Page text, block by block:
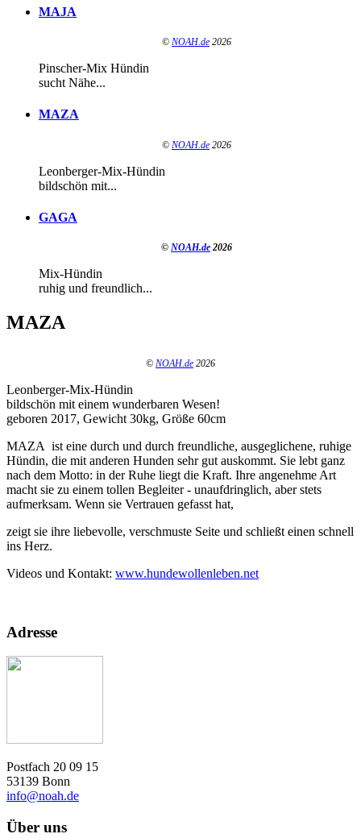
MAJA
© NOAH.de 2026
Pinscher-Mix Hündin
sucht Nähe...
MAZA
© NOAH.de 2026
Leonberger-Mix-Hündin
bildschön mit...
GAGA
© NOAH.de 2026
Mix-Hündin
ruhig und freundlich...
MAZA
© NOAH.de 2026
Leonberger-Mix-Hündin
bildschön mit einem wunderbaren Wesen!
geboren 2017, Gewicht 30kg, Größe 60cm
MAZA ist eine durch und durch freundliche, ausgeglichene, ruhige
Hündin, die mit anderen Hunden sehr gut auskommt. Sie lebt ganz
nach dem Motto: in der Ruhe liegt die Kraft. Ihre angenehme Art
macht sie zu einem tollen Begleiter - unaufdringlich, aber stets
aufmerksam. Wenn sie Vertrauen gefasst hat,
zeigt sie ihre liebevolle, verschmuste Seite und schließt einen schnell
ins Herz.
Videos und Kontakt: www.hundewollenleben.net
Adresse
Postfach 20 09 15
53139 Bonn
info@noah.de
Über uns